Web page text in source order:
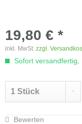
19,80 € *
inkl. MwSt. zzgl.
Sofort
Bewerten